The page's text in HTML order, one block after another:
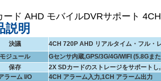
ド AHD モバイルDVRサポート
説明
決議
4CH 720P AHD リアルタイム・フル・
モジュール
Gセンサ内蔵,GPS/3G/4G/WIFI (5.8Gま
保存
2X SDカードのストレージをサポート
ラーム I/O
4CH アラーム入力,1CH アラーム出力